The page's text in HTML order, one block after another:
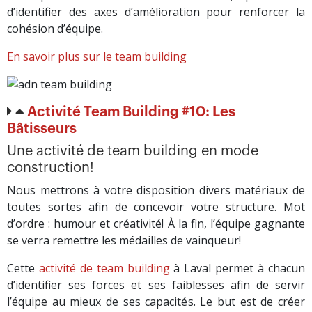
d’identifier des axes d’amélioration pour renforcer la
cohésion d’équipe.
En savoir plus sur le team building
Activité Team Building #10: Les
Bâtisseurs
Une activité de team building en mode
construction!
Nous mettrons à votre disposition divers matériaux de
toutes sortes afin de concevoir votre structure. Mot
d’ordre : humour et créativité! À la fin, l’équipe gagnante
se verra remettre les médailles de vainqueur!
Cette activité de team buildingà Laval permet à chacun
d’identifier ses forces et ses faiblesses afin de servir
l’équipe au mieux de ses capacités. Le but est de créer